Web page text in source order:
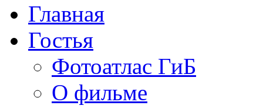
Главная
Гостья
Фотоатлас ГиБ
О фильме